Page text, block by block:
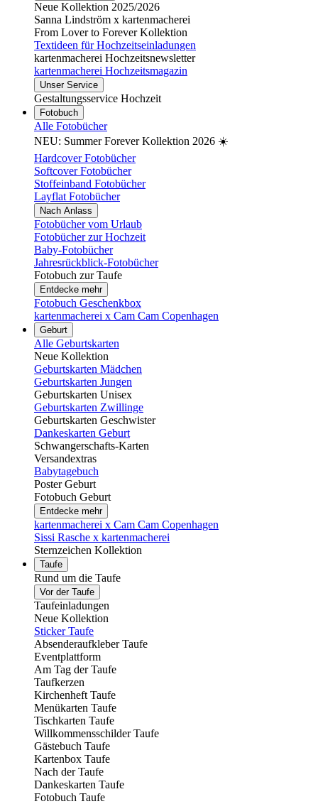
Neue Kollektion 2025/2026
Sanna Lindström x kartenmacherei
From Lover to Forever Kollektion
Textideen für Hochzeitseinladungen
kartenmacherei Hochzeitsnewsletter
kartenmacherei Hochzeitsmagazin
Unser Service
Gestaltungsservice Hochzeit
Fotobuch
Alle Fotobücher
NEU: Summer Forever Kollektion 2026 ☀️
Hardcover Fotobücher
Softcover Fotobücher
Stoffeinband Fotobücher
Layflat Fotobücher
Nach Anlass
Fotobücher vom Urlaub
Fotobücher zur Hochzeit
Baby-Fotobücher
Jahresrückblick-Fotobücher
Fotobuch zur Taufe
Entdecke mehr
Fotobuch Geschenkbox
kartenmacherei x Cam Cam Copenhagen
Geburt
Alle Geburtskarten
Neue Kollektion
Geburtskarten Mädchen
Geburtskarten Jungen
Geburtskarten Unisex
Geburtskarten Zwillinge
Geburtskarten Geschwister
Dankeskarten Geburt
Schwangerschafts-Karten
Versandextras
Babytagebuch
Poster Geburt
Fotobuch Geburt
Entdecke mehr
kartenmacherei x Cam Cam Copenhagen
Sissi Rasche x kartenmacherei
Sternzeichen Kollektion
Taufe
Rund um die Taufe
Vor der Taufe
Taufeinladungen
Neue Kollektion
Sticker Taufe
Absenderaufkleber Taufe
Eventplattform
Am Tag der Taufe
Taufkerzen
Kirchenheft Taufe
Menükarten Taufe
Tischkarten Taufe
Willkommensschilder Taufe
Gästebuch Taufe
Kartenbox Taufe
Nach der Taufe
Dankeskarten Taufe
Fotobuch Taufe